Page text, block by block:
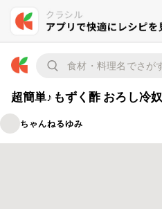
超簡単♪もずく酢 おろし冷奴
ちゃんねるゆみ